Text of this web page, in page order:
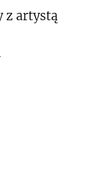
z artystą